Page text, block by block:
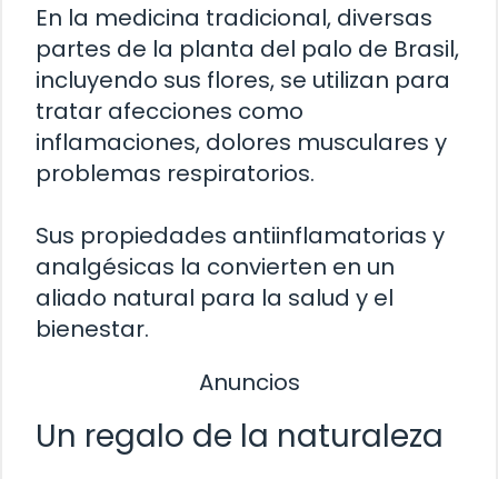
En la medicina tradicional, diversas
partes de la planta del palo de Brasil,
incluyendo sus flores, se utilizan para
tratar afecciones como
inflamaciones, dolores musculares y
problemas respiratorios.
Sus propiedades antiinflamatorias y
analgésicas la convierten en un
aliado natural para la salud y el
bienestar.
Anuncios
Un regalo de la naturaleza